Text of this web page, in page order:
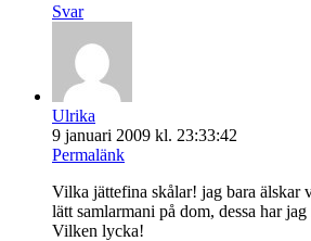
Svar
Ulrika
9 januari 2009 kl. 23:33:42
Permalänk
Vilka jättefina skålar! jag bara älskar
lätt samlarmani på dom, dessa har
Vilken lycka!